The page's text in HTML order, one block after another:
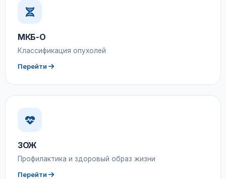
МКБ-О
Классификация опухолей
Перейти
ЗОЖ
Профилактика и здоровый образ жизни
Перейти